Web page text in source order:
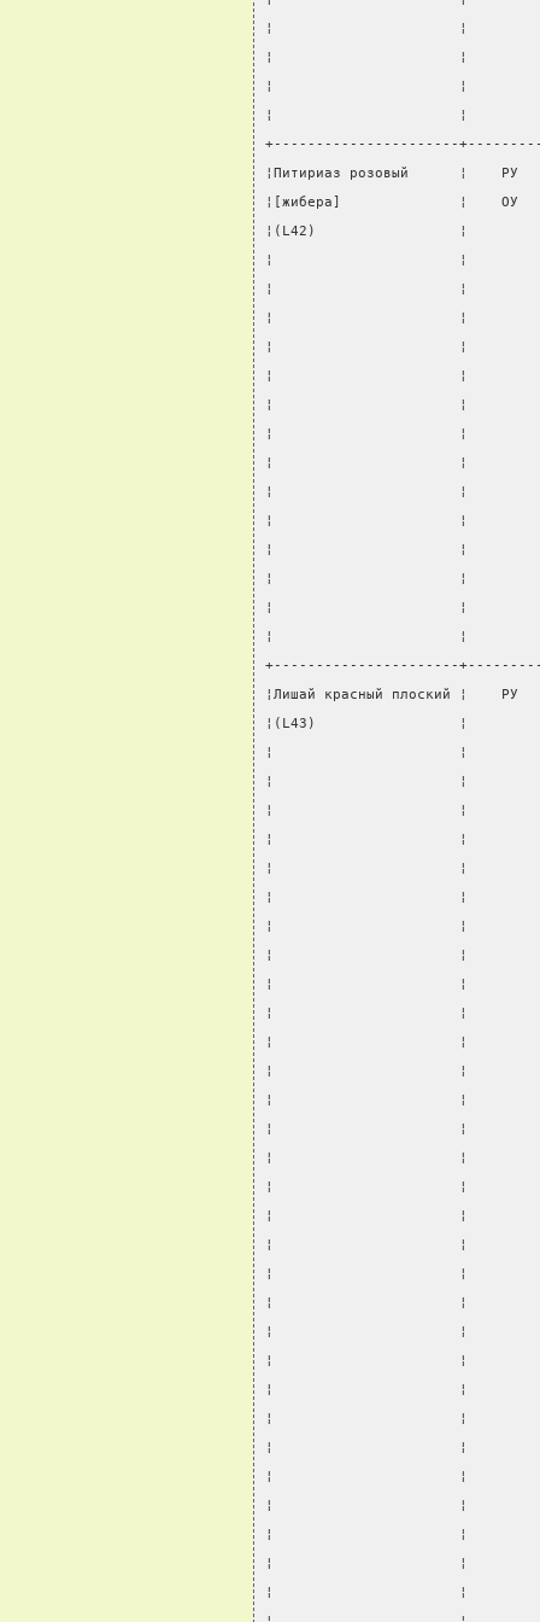
¦                      ¦
¦                      ¦
¦                      ¦
¦                      ¦
+----------------------
¦Питириаз розовый      ¦    РУ
¦[жибера]              ¦    ОУ
¦(L42)                 ¦
¦                      ¦
¦                      ¦
¦                      ¦
¦                      ¦
¦                      ¦
¦                      ¦
¦                      ¦
¦                      ¦
¦                      ¦           ¦
¦                      ¦
¦                      ¦
¦                      ¦
¦                      ¦
¦                      ¦
+----------------------
¦Лишай красный плоский ¦
¦(L43)                 ¦
¦                      ¦
¦                      ¦
¦                      ¦
¦                      ¦
¦                      ¦
¦                      ¦
¦                      ¦
¦                      ¦
¦                      ¦
¦                      ¦
¦                      ¦
¦                      ¦
¦                      ¦
¦                      ¦
¦                      ¦
¦                      ¦
¦                      ¦
¦                      ¦
¦                      ¦           ¦
¦                      ¦
¦                      ¦           ¦
¦                      ¦
¦                      ¦
¦                      ¦
¦                      ¦
¦                      ¦
¦                      ¦
¦                      ¦
¦                      ¦           ¦
¦                      ¦